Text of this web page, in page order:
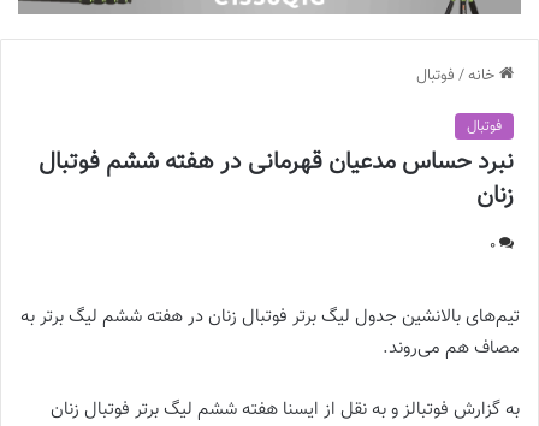
خانه/ فوتبال
فوتبال
نبرد حساس مدعیان قهرمانی در هفته ششم فوتبال
زنان
0
تیم‌های بالانشین جدول لیگ برتر فوتبال زنان در هفته ششم لیگ برتر به
مصاف هم می‌روند.
به گزارش فوتبالز و به نقل از ایسنا هفته ششم لیگ برتر فوتبال زنان